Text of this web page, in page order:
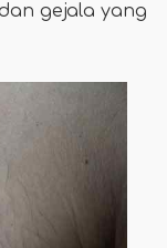
gejala yang